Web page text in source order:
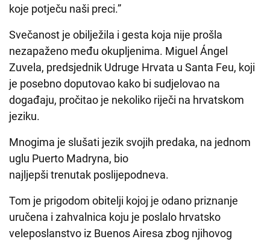
koje potječu naši preci.”
Svečanost je obilježila i gesta koja nije prošla
nezapaženo među okupljenima. Miguel Ángel
Zuvela, predsjednik Udruge Hrvata u Santa Feu, koji
je posebno doputovao kako bi sudjelovao na
događaju, pročitao je nekoliko riječi na hrvatskom
jeziku.
Mnogima je slušati jezik svojih predaka, na jednom
uglu Puerto Madryna, bio
najljepši trenutak poslijepodneva.
Tom je prigodom obitelji kojoj je odano priznanje
uručena i zahvalnica koju je poslalo hrvatsko
veleposlanstvo iz Buenos Airesa zbog njihovog